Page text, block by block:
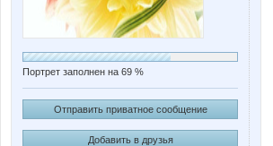
Портрет заполнен на 69 %
Отправить приватное сообщение
Добавить в друзья